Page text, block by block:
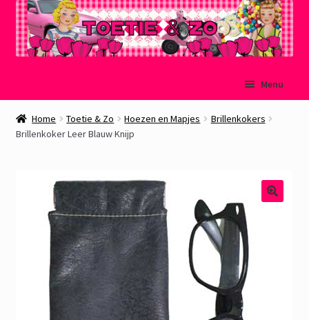
naar
navigatie
de
inhoud
Menu
Welkom
Winkelmand
Afrekenen
Over Toetie & Zo
Gastenboek
Home Toetie & Zo Hoezen en Mapjes
Brillenkokers
Brillenkoker Leer Blauw Knijp